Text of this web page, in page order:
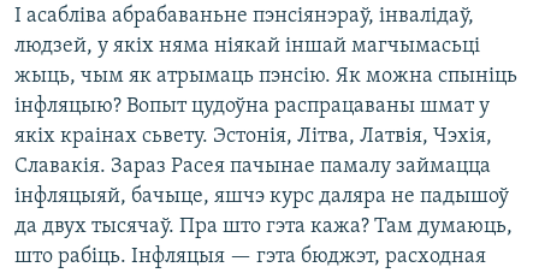
І асабліва абрабаваньне пэнсіянэраў, інвалідаў,
людзей, у якіх няма ніякай іншай магчымасьці
жыць, чым як атрымаць пэнсію. Як можна спыніць
інфляцыю? Вопыт цудоўна распрацаваны шмат у
якіх краінах сьвету. Эстонія, Літва, Латвія, Чэхія,
Славакія. Зараз Расея пачынае памалу займацца
інфляцыяй, бачыце, яшчэ курс даляра не падышоў
да двух тысячаў. Пра што гэта кажа? Там думаюць,
што рабіць. Інфляцыя — гэта бюджэт, расходная